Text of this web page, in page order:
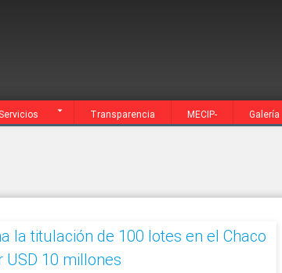
Transparencia MECIP- Galería
la titulación de 100 lotes en el Chaco
USD 10 millones